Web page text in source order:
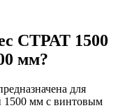
СТРАТ 1500
мм?
для
1500 мм с винтовым